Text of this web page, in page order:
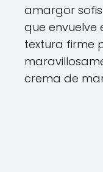
amargor
que envuelve
textura firme
crema de